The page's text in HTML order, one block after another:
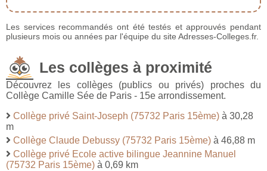
Les services recommandés ont été testés et approuvés pendant
plusieurs mois ou années par l'équipe du site Adresses-Colleges.fr.
Les collèges à proximité
Découvrez les collèges (publics ou privés) proches du
Collège Camille Sée de Paris - 15e arrondissement.
Collège privé Saint-Joseph (75732 Paris 15ème) à 30,28
m
Collège Claude Debussy (75732 Paris 15ème) à 46,88 m
Collège privé Ecole active bilingue Jeannine Manuel
(75732 Paris 15ème) à 0,69 km